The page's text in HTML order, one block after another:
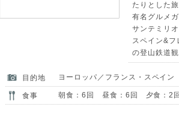
たりとした
有名グルメ
サンテミリ
スペイン&
の登山鉄道
目的地 ヨーロッパ／フランス・スペイン
食事 朝食：6回 昼食：6回 夕食：2